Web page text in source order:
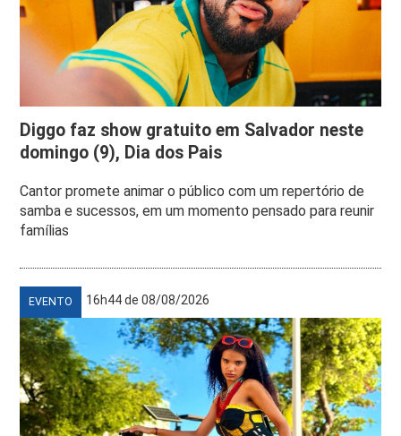
Diggo faz show gratuito em Salvador neste
domingo (9), Dia dos Pais
Cantor promete animar o público com um repertório de
samba e sucessos, em um momento pensado para reunir
famílias
EVENTO 16h44 de 08/08/2026